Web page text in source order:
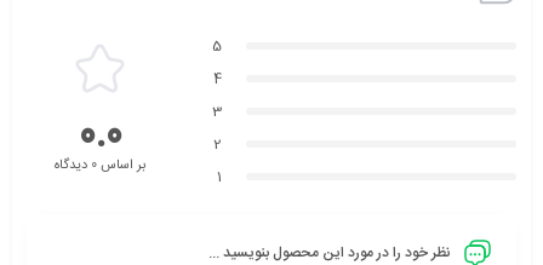
5
4
3
2
1
0.0بر اساس 0 دیدگاه
نظر خود را در مورد این محصول بنویسید ...